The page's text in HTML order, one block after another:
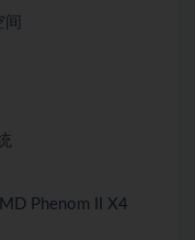
Phenom II X4